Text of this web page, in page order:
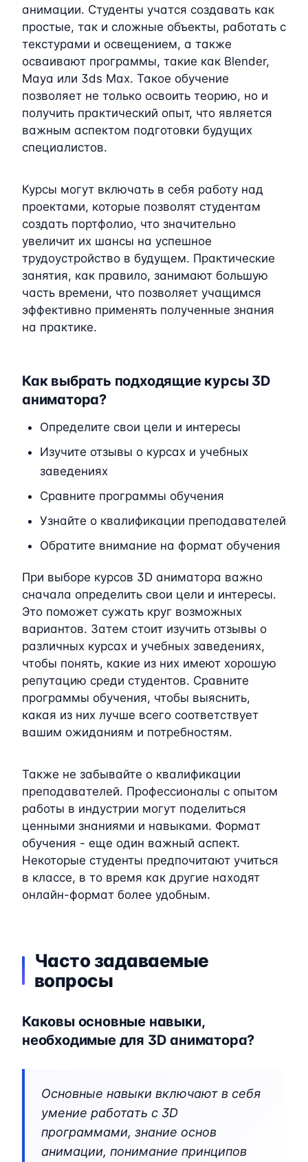
анимации. Студенты учатся создавать как
простые, так и сложные объекты, работать с
текстурами и освещением, а также
осваивают программы, такие как Blender,
Maya или 3ds Max. Такое обучение
позволяет не только освоить теорию, но и
получить практический опыт, что является
важным аспектом подготовки будущих
специалистов.
Курсы могут включать в себя работу над
проектами, которые позволят студентам
создать портфолио, что значительно
увеличит их шансы на успешное
трудоустройство в будущем. Практические
занятия, как правило, занимают большую
часть времени, что позволяет учащимся
эффективно применять полученные знания
на практике.
Как выбрать подходящие курсы 3D
аниматора?
Определите свои цели и интересы
Изучите отзывы о курсах и учебных
заведениях
Сравните программы обучения
Узнайте о квалификации преподавателей
Обратите внимание на формат обучения
При выборе курсов 3D аниматора важно
сначала определить свои цели и интересы.
Это поможет сужать круг возможных
вариантов. Затем стоит изучить отзывы о
различных курсах и учебных заведениях,
чтобы понять, какие из них имеют хорошую
репутацию среди студентов. Сравните
программы обучения, чтобы выяснить,
какая из них лучше всего соответствует
вашим ожиданиям и потребностям.
Также не забывайте о квалификации
преподавателей. Профессионалы с опытом
работы в индустрии могут поделиться
ценными знаниями и навыками. Формат
обучения - еще один важный аспект.
Некоторые студенты предпочитают учиться
в классе, в то время как другие находят
онлайн-формат более удобным.
Часто задаваемые
вопросы
Каковы основные навыки,
необходимые для 3D аниматора?
Основные навыки включают в себя
умение работать с 3D
программами, знание основ
анимации, понимание принципов